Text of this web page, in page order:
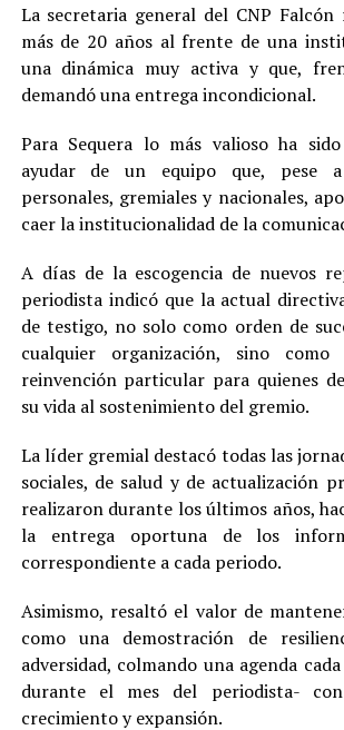
La secretaria general del CNP Falcón
más de 20 años al frente de una
una dinámica muy activa y que,
demandó una entrega incondicional.
Para Sequera lo más valioso ha
ayudar de un equipo que, pese
personales, gremiales y nacionales,
caer la institucionalidad de la
A días de la escogencia de nuevos
periodista indicó que la actual
de testigo, no solo como orden de
cualquier organización, sino
reinvención particular para quienes
su vida al sostenimiento del gremio.
La líder gremial destacó todas las
sociales, de salud y de actualización
realizaron durante los últimos años,
la entrega oportuna de los
correspondiente a cada periodo.
Asimismo, resaltó el valor de
como una demostración de
adversidad, colmando una agenda
durante el mes del periodista-
crecimiento y expansión.